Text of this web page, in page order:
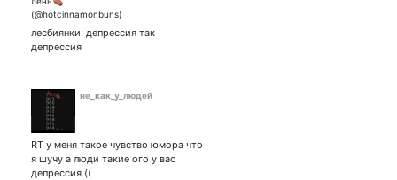
лесбиянки: депрессия так
депрессия
не_как_у_людей
RT у меня такое чувство юмора что
я шучу а люди такие ого у вас
депрессия ((